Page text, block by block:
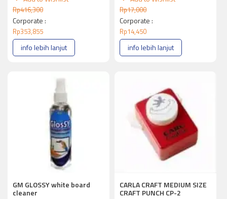
Rp416,300
Corporate :
Rp353,855
info lebih lanjut
Rp17,000
Corporate :
Rp14,450
info lebih lanjut
GM GLOSSY white board
cleaner
CARLA CRAFT MEDIUM SIZE
CRAFT PUNCH CP-2